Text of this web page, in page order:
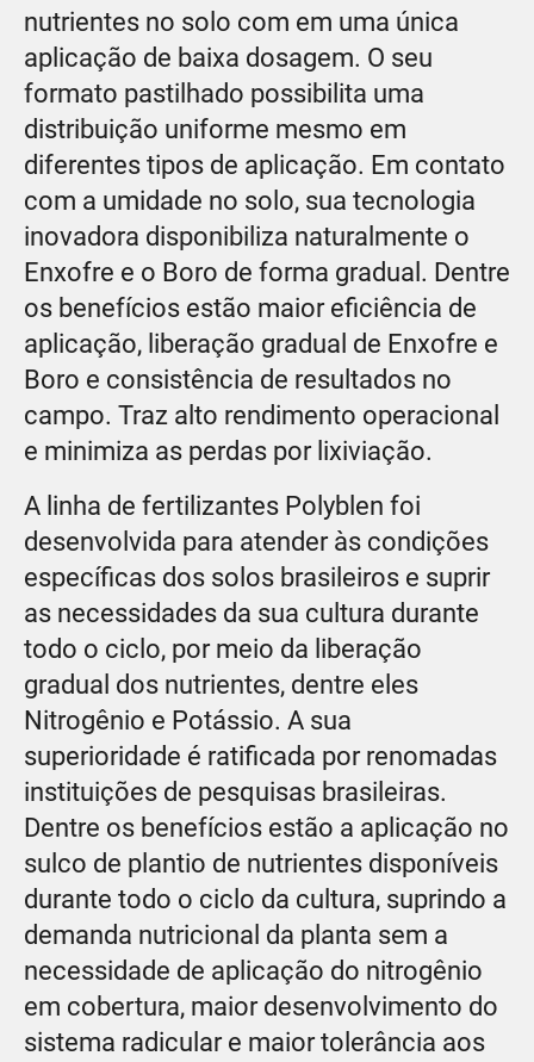
nutrientes no solo com em uma única
aplicação de baixa dosagem. O seu
formato pastilhado possibilita uma
distribuição uniforme mesmo em
diferentes tipos de aplicação. Em contato
com a umidade no solo, sua tecnologia
inovadora disponibiliza naturalmente o
Enxofre e o Boro de forma gradual. Dentre
os benefícios estão maior eficiência de
aplicação, liberação gradual de Enxofre e
Boro e consistência de resultados no
campo. Traz alto rendimento operacional
e minimiza as perdas por lixiviação.
A linha de fertilizantes Polyblen foi
desenvolvida para atender às condições
específicas dos solos brasileiros e suprir
as necessidades da sua cultura durante
todo o ciclo, por meio da liberação
gradual dos nutrientes, dentre eles
Nitrogênio e Potássio. A sua
superioridade é ratificada por renomadas
instituições de pesquisas brasileiras.
Dentre os benefícios estão a aplicação no
sulco de plantio de nutrientes disponíveis
durante todo o ciclo da cultura, suprindo a
demanda nutricional da planta sem a
necessidade de aplicação do nitrogênio
em cobertura, maior desenvolvimento do
sistema radicular e maior tolerância aos